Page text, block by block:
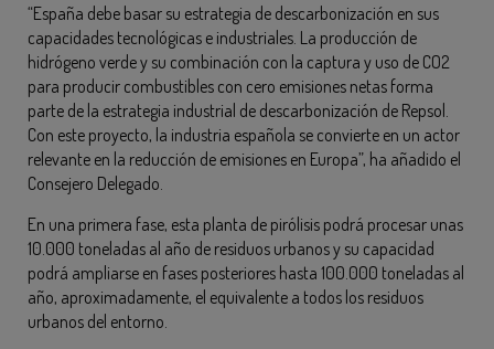
“España debe basar su estrategia de descarbonización en sus
capacidades tecnológicas e industriales. La producción de
hidrógeno verde y su combinación con la captura y uso de CO2
para producir combustibles con cero emisiones netas forma
parte de la estrategia industrial de descarbonización de Repsol.
Con este proyecto, la industria española se convierte en un actor
relevante en la reducción de emisiones en Europa”, ha añadido el
Consejero Delegado.
En una primera fase, esta planta de pirólisis podrá procesar unas
10.000 toneladas al año de residuos urbanos y su capacidad
podrá ampliarse en fases posteriores hasta 100.000 toneladas al
año, aproximadamente, el equivalente a todos los residuos
urbanos del entorno.